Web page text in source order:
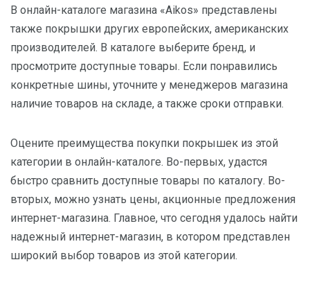
В онлайн-каталоге магазина «Aikos» представлены
также покрышки других европейских, американских
производителей. В каталоге выберите бренд, и
просмотрите доступные товары. Если понравились
конкретные шины, уточните у менеджеров магазина
наличие товаров на складе, а также сроки отправки.
Оцените преимущества покупки покрышек из этой
категории в онлайн-каталоге. Во-первых, удастся
быстро сравнить доступные товары по каталогу. Во-
вторых, можно узнать цены, акционные предложения
интернет-магазина. Главное, что сегодня удалось найти
надежный интернет-магазин, в котором представлен
широкий выбор товаров из этой категории.